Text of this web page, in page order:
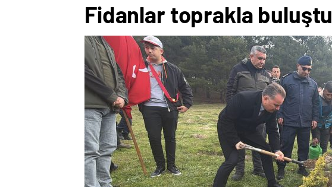
Fidanlar toprakla buluştu